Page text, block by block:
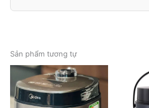
Sản phẩm tương tự